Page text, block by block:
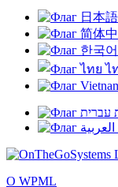
ไ
О WPML